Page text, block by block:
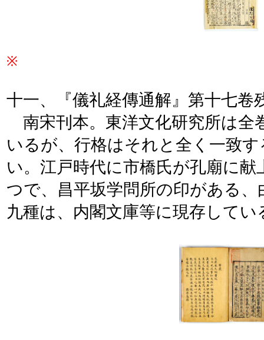
※
十一、『儀礼経傳通解』第十七卷
南宋刊本。東洋文化研究所は全
いるが、行格はそれと全く一致
い。江戸時代に市橋氏が孔廟に
つで、昌平坂学問所の印がある
九種は、内閣文庫等に現